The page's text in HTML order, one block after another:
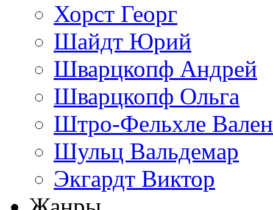
Хорст Георг
Шайдт Юрий
Шварцкопф Андрей
Шварцкопф Ольга
Штро-Фельхле
Шульц Вальдемар
Экгардт Виктор